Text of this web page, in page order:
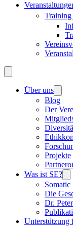
Über uns
Blog
Der
Projekte
Was ist SE?
Somatic
Die
Dr.
Unterstützung